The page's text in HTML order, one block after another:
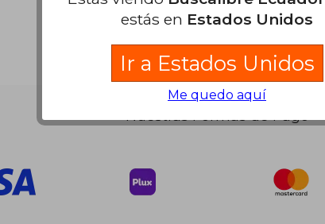
estás en Estados Unidos
Ir a Estados Unidos
Me quedo aquí